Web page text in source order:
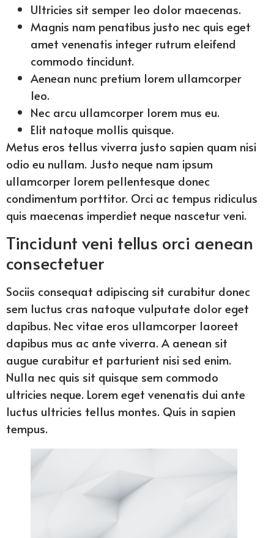
Ultricies sit semper leo dolor maecenas.
Magnis nam penatibus justo nec quis eget
amet venenatis integer rutrum eleifend
commodo tincidunt.
Aenean nunc pretium lorem ullamcorper
leo.
Nec arcu ullamcorper lorem mus eu.
Elit natoque mollis quisque.
Metus eros tellus viverra justo sapien quam nisi
odio eu nullam. Justo neque nam ipsum
ullamcorper lorem pellentesque donec
condimentum porttitor. Orci ac tempus ridiculus
quis maecenas imperdiet neque nascetur veni.
Tincidunt veni tellus orci aenean
consectetuer
Sociis consequat adipiscing sit curabitur donec
sem luctus cras natoque vulputate dolor eget
dapibus. Nec vitae eros ullamcorper laoreet
dapibus mus ac ante viverra. A aenean sit
augue curabitur et parturient nisi sed enim.
Nulla nec quis sit quisque sem commodo
ultricies neque. Lorem eget venenatis dui ante
luctus ultricies tellus montes. Quis in sapien
tempus.